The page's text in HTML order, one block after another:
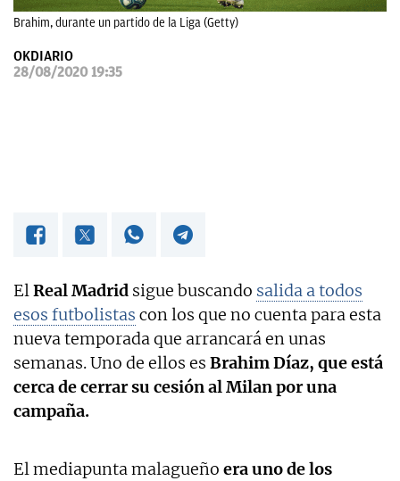
Brahim, durante un partido de la Liga (Getty)
OKDIARIO
28/08/2020 19:35
ElReal Madrid sigue buscando salida a todos
esos futbolistas con los que no cuenta para esta
nueva temporada que arrancará en unas
semanas. Uno de ellos es Brahim Díaz, que está
cerca de cerrar su cesión al Milan por una
campaña.
El mediapunta malagueño era uno de los